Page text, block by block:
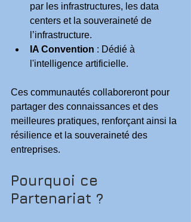
par les infrastructures, les data
centers et la souveraineté de
l’infrastructure.
IA Convention : Dédié à
l'intelligence artificielle.
Ces communautés collaboreront pour
partager des connaissances et des
meilleures pratiques, renforçant ainsi la
résilience et la souveraineté des
entreprises.
Pourquoi ce
Partenariat ?